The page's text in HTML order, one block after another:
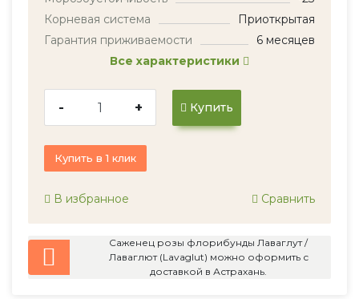
Корневая система
Приоткрытая
Гарантия приживаемости
6 месяцев
Все характеристики
- + Купить
Купить в 1 клик
В избранное Сравнить
Саженец розы флорибунды Лаваглут /
Лаваглют (Lavaglut) можно оформить с
доставкой в Астрахань.